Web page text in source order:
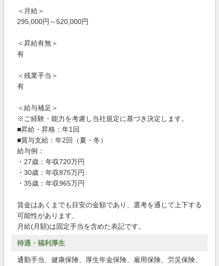
＜月給＞
295,000円～520,000円
＜昇給有無＞
有
＜残業手当＞
有
＜給与補足＞
※ご経験・能力を考慮し当社規定に基づき決定します。
■昇給・昇格：年1回
■賞与支給：年2回（夏・冬）
給与例：
・27歳：年収720万円
・30歳：年収875万円
・35歳：年収965万円
賃金はあくまでも目安の金額であり、選考を通じて上下する
可能性があります。
月給(月額)は固定手当を含めた表記です。
待遇・福利厚生
通勤手当、健康保険、厚生年金保険、雇用保険、労災保険、